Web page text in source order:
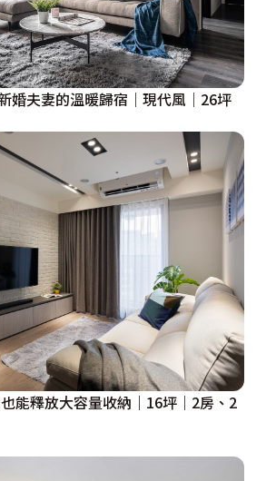
婚夫妻的溫暖歸宿｜現代風｜26坪
能釋放大容量收納｜16坪｜2房、2